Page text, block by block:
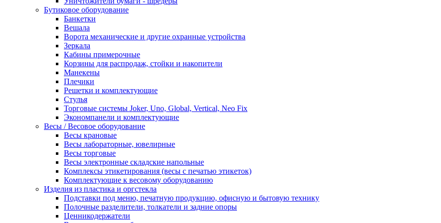
Бутиковое оборудование
Банкетки
Вешала
Ворота механические и другие охранные устройства
Зеркала
Кабины примерочные
Корзины для распродаж, стойки и накопители
Манекены
Плечики
Решетки и комплектующие
Стулья
Торговые системы Joker, Uno, Global, Vertical, Neo Fix
Экономпанели и комплектующие
Весы / Весовое оборудование
Весы крановые
Весы лабораторные, ювелирные
Весы торговые
Весы электронные складские напольные
Комплексы этикетирования (весы с печатью этикеток)
Комплектующие к весовому оборудованию
Изделия из пластика и оргстекла
Подставки под меню, печатную продукцию, офисную и бытовую технику
Полочные разделители, толкатели и задние опоры
Ценникодержатели